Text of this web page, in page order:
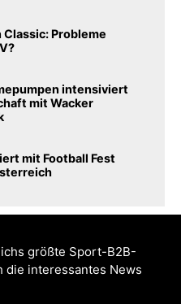
Classic: Probleme
intensiviert
mit Wacker
mit Football Fest
größte Sport-B2B-
die interessantes News